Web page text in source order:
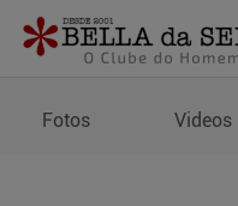
Lives de
Fotos Videos